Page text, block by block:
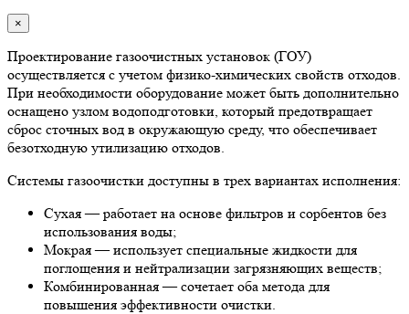
×
Проектирование газоочистных установок (ГОУ)
осуществляется с учетом физико-химических свойств отходов.
При необходимости оборудование может быть дополнительно
оснащено узлом водоподготовки, который предотвращает
сброс сточных вод в окружающую среду, что обеспечивает
безотходную утилизацию отходов.
Системы газоочистки доступны в трех вариантах исполнения:
Сухая — работает на основе фильтров и сорбентов без
использования воды;
Мокрая — использует специальные жидкости для
поглощения и нейтрализации загрязняющих веществ;
Комбинированная — сочетает оба метода для
повышения эффективности очистки.